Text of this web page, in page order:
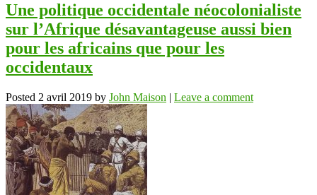
Une politique occidentale néocolonialiste
sur l’Afrique désavantageuse aussi bien
pour les africains que pour les
occidentaux
Posted 2 avril 2019 by John Maison | Leave a comment